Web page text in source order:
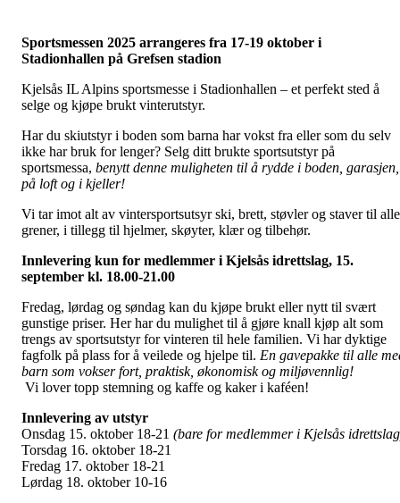
Sportsmessen 2025 arrangeres fra 17-19 oktober i
Stadionhallen på Grefsen stadion
Kjelsås IL Alpins sportsmesse i Stadionhallen – et perfekt sted å
selge og kjøpe brukt vinterutstyr.
Har du skiutstyr i boden som barna har vokst fra eller som du selv
ikke har bruk for lenger? Selg ditt brukte sportsutstyr på
sportsmessa, benytt denne muligheten til å rydde i boden, garasjen,
på loft og i kjeller!
Vi tar imot alt av vintersportsutsyr ski, brett, støvler og staver til alle
grener, i tillegg til hjelmer, skøyter, klær og tilbehør.
Innlevering kun for medlemmer i Kjelsås idrettslag, 15.
september kl. 18.00-21.00
Fredag, lørdag og søndag kan du kjøpe brukt eller nytt til svært
gunstige priser. Her har du mulighet til å gjøre knall kjøp alt som
trengs av sportsutstyr for vinteren til hele familien. Vi har dyktige
fagfolk på plass for å veilede og hjelpe til. En gavepakke til alle
barn som vokser fort, praktisk, økonomisk og miljøvennlig!
Vi lover topp stemning og kaffe og kaker i kaféen!
Innlevering av utstyr
Onsdag 15. oktober 18-21 (bare for medlemmer i Kjelsås
Torsdag 16. oktober 18-21
Fredag 17. oktober 18-21
Lørdag 18. oktober 10-16